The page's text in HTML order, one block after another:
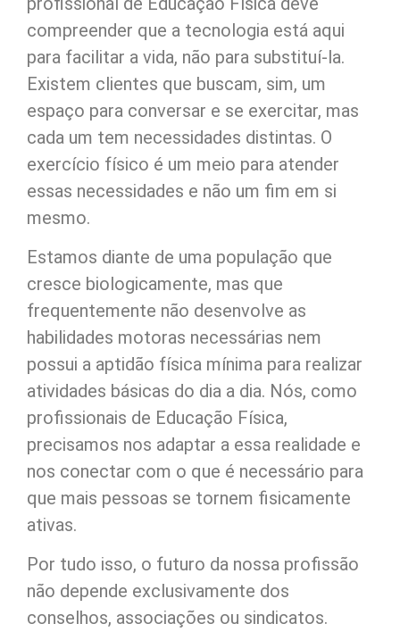
compreender que a tecnologia está aqui
para facilitar a vida, não para substituí-la.
Existem clientes que buscam, sim, um
espaço para conversar e se exercitar, mas
cada um tem necessidades distintas. O
exercício físico é um meio para atender
essas necessidades e não um fim em si
mesmo.
Estamos diante de uma população que
cresce biologicamente, mas que
frequentemente não desenvolve as
habilidades motoras necessárias nem
possui a aptidão física mínima para realizar
atividades básicas do dia a dia. Nós, como
profissionais de Educação Física,
precisamos nos adaptar a essa realidade e
nos conectar com o que é necessário para
que mais pessoas se tornem fisicamente
ativas.
Por tudo isso, o futuro da nossa profissão
não depende exclusivamente dos
conselhos, associações ou sindicatos.